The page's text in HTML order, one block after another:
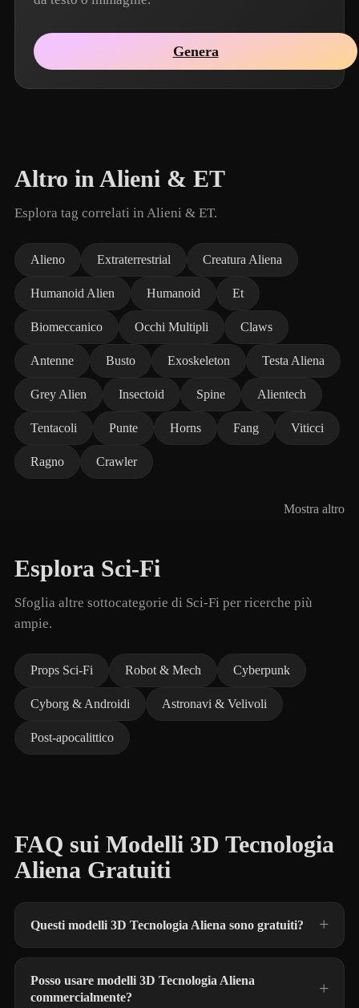
Genera
Altro in Alieni & ET
Esplora tag correlati in Alieni & ET.
Alieno Extraterrestrial Creatura Aliena
Humanoid Alien Humanoid Et
Biomeccanico Occhi Multipli Claws
Antenne Busto Exoskeleton Testa Aliena
Grey Alien Insectoid Spine Alientech
Tentacoli Punte Horns Fang Viticci
Ragno Crawler
Mostra altro
Esplora Sci-Fi
Sfoglia altre sottocategorie di Sci-Fi per ricerche più
ampie.
Props Sci-Fi Robot & Mech Cyberpunk
Cyborg & Androidi Astronavi & Velivoli
Post-apocalittico
FAQ sui Modelli 3D Tecnologia
Aliena Gratuiti
Questi modelli 3D Tecnologia Aliena sono gratuiti?
Posso usare modelli 3D Tecnologia Aliena
commercialmente?